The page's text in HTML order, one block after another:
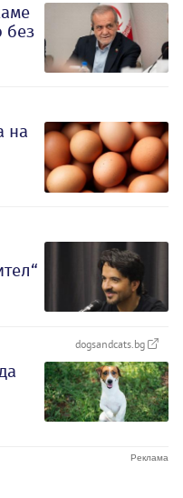
без
на
dogsandcats.bg